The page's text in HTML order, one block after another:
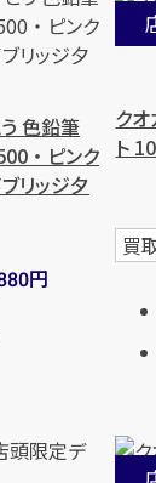
色鉛筆
・ ピンク
リッジ夕
円
クオ
ト
買